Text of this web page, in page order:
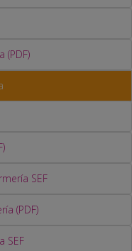
(PDF)
SEF
(PDF)
SEF